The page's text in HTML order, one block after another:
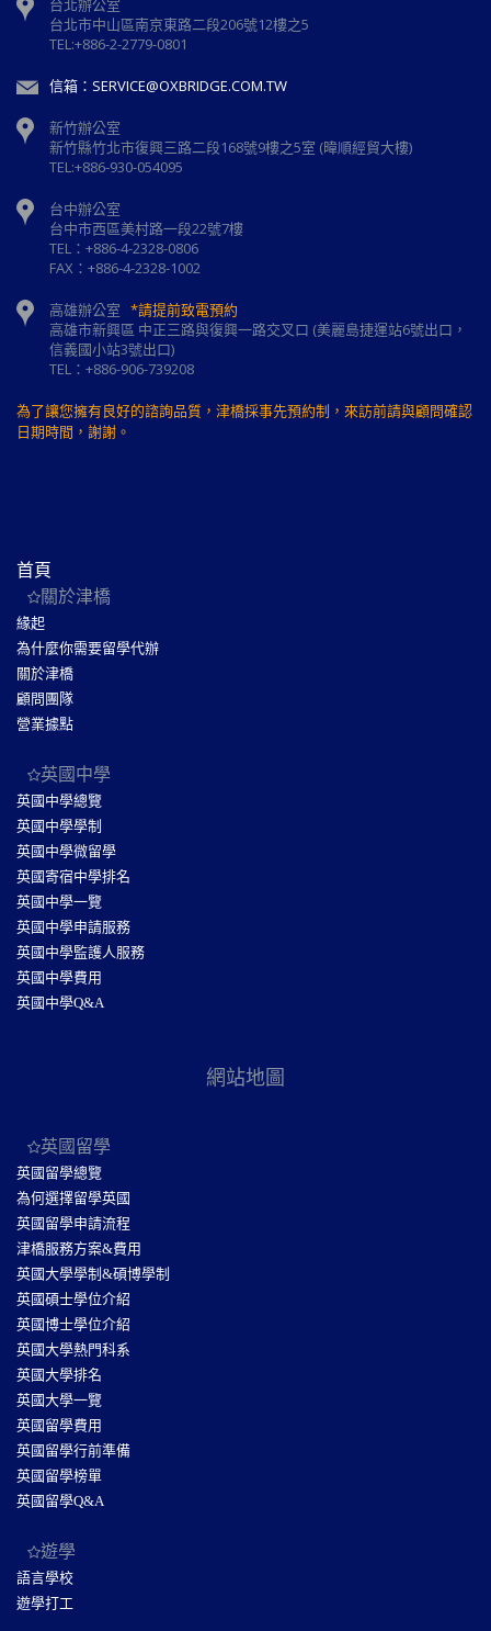
台北辦公室
台北市中山區南京東路二段206號12樓之5
TEL:+886-2-2779-0801
信箱：SERVICE@OXBRIDGE.COM.TW
新竹辦公室
新⽵縣⽵北市復興三路⼆段168號9樓之5室 (暐順經貿大樓)
TEL:+886-930-054095
台中辦公室
台中市西區美村路一段22號7樓
TEL：+886-4-2328-0806
FAX：+886-4-2328-1002
高雄辦公室 *請提前致電預約
高雄市新興區 中正三路與復興一路交叉口 (美麗島捷運站6號出口，
信義國小站3號出口)
TEL：+886-906-739208
為了讓您擁有良好的諮詢品質，津橋採事先預約制，來訪前請與顧問確認
日期時間，謝謝。
首頁
關於津橋
緣起
為什麼你需要留學代辦
關於津橋
顧問團隊
營業據點
英國中學
英國中學總覽
英國中學學制
英國中學微留學
英國寄宿中學排名
英國中學一覽
英國中學申請服務
英國中學監護人服務
英國中學費用
英國中學Q&A
網站地圖
英國留學
英國留學總覽
為何選擇留學英國
英國留學申請流程
津橋服務方案&費用
英國大學學制&碩博學制
英國碩士學位介紹
英國博士學位介紹
英國大學熱門科系
英國大學排名
英國大學一覽
英國留學費用
英國留學行前準備
英國留學榜單
英國留學Q&A
遊學
語言學校
遊學打工